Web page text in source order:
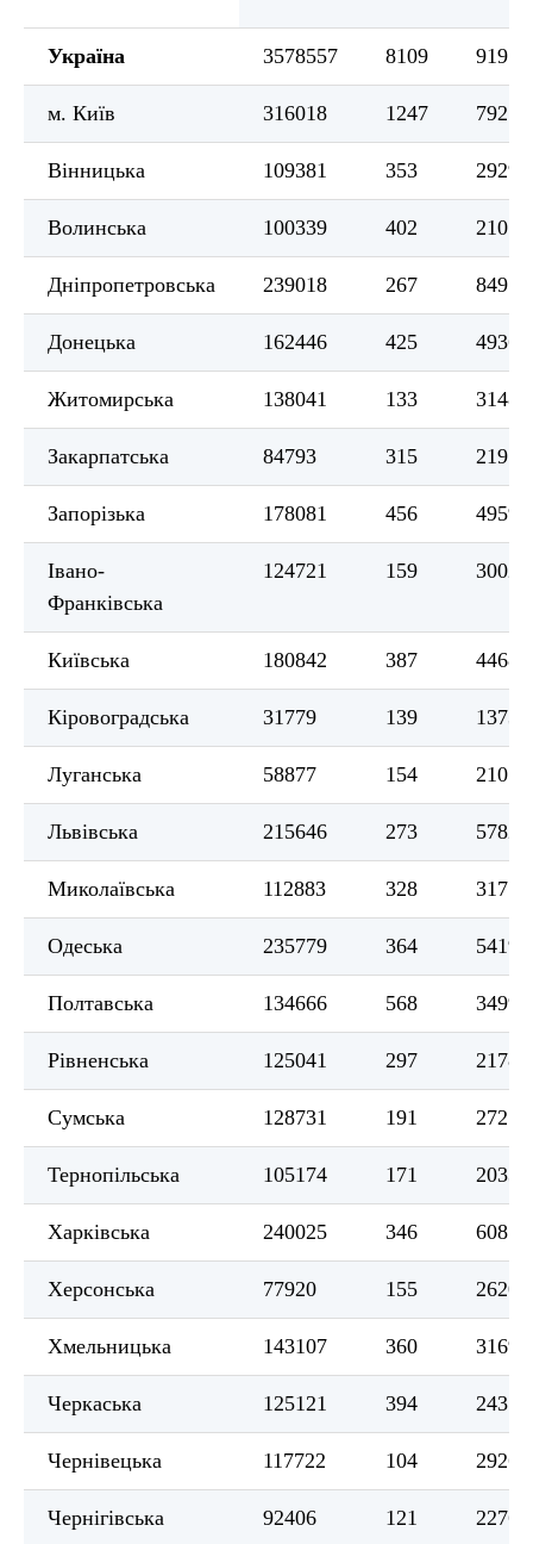
Україна 3578557 8109 91958
м. Київ 316018 1247 7925
Вінницька 109381 353 2929
Волинська 100339 402 2107
Дніпропетровська 239018 267 8495
Донецька 162446 425 4936
Житомирська 138041 133 3148
Закарпатська 84793 315 2197
Запорізька 178081 456 4959
Івано-
Франківська
124721 159 3002
Київська 180842 387 4468
Кіровоградська 31779 139 1373
Луганська 58877 154 2107
Львівська 215646 273 5782
Миколаївська 112883 328 3171
Одеська 235779 364 5419
Полтавська 134666 568 3499
Рівненська 125041 297 2178
Сумська 128731 191 2727
Тернопільська 105174 171 2033
Харківська 240025 346 6081
Херсонська 77920 155 2620
Хмельницька 143107 360 3169
Черкаська 125121 394 2431
Чернівецька 117722 104 2926
Чернігівська 92406 121 2276